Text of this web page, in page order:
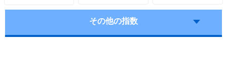
その他の指数